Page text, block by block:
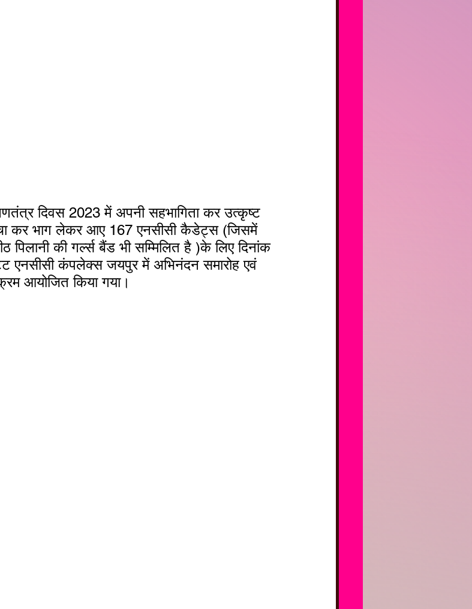
कर भाग लेकर आए 167 एनसीसी कैडेट्स (जिसमें
पिलानी की गर्ल्स बैंड भी सम्मिलित है )के लिए दिनांक
एनसीसी कंपलेक्स जयपुर में अभिनंदन समारोह एवं
आयोजित किया गया।